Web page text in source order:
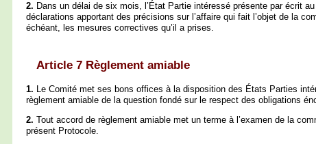
2. Dans un délai de six mois, l’État Partie intéressé présente par écrit
déclarations apportant des précisions sur l’affaire qui fait l’objet de la
échéant, les mesures correctives qu’il a prises.
Article 7 Règlement amiable
1. Le Comité met ses bons offices à la disposition des États Parties
règlement amiable de la question fondé sur le respect des obligations
2. Tout accord de règlement amiable met un terme à l’examen de la
présent Protocole.